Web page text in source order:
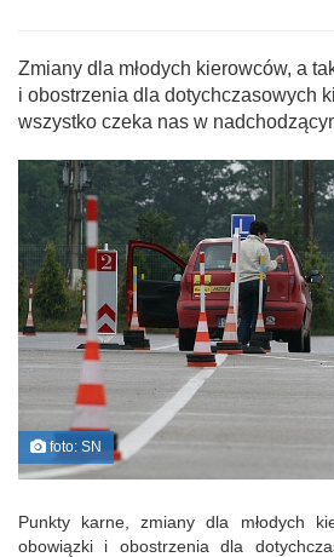
Zmiany dla młodych kierowców, a
i obostrzenia dla dotychczasowych
wszystko czeka nas w
foto: SN
Punkty karne, zmiany dla młodych
obowiązki i obostrzenia dla